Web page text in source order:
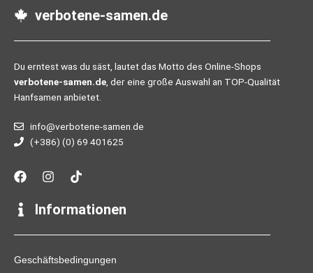
verbotene-samen.de
Du erntest was du säst, lautet das Motto des Online-Shops
verbotene-samen.de, der eine große Auswahl an TOP-Qualität
Hanfsamen anbietet.
info@verbotene-samen.de
(+386) (0) 69 401625
F
a
e
b
o
k
I
n
t
g
a
T
i
t
k
Informationen
Geschäftsbedingungen